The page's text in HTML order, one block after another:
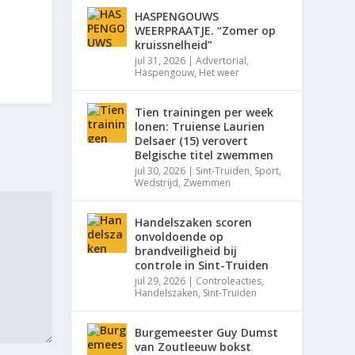
HASPENGOUWS
WEERPRAATJE. “Zomer op
kruissnelheid”
jul 31, 2026 |Advertorial,
Haspengouw, Het weer
Tien trainingen per week
lonen: Truiense Laurien
Delsaer (15) verovert
Belgische titel zwemmen
jul 30, 2026 | Sint-Truiden, Sport,
Wedstrijd, Zwemmen
Handelszaken scoren
onvoldoende op
brandveiligheid bij
controle in Sint-Truiden
jul 29, 2026 | Controleacties,
Handelszaken, Sint-Truiden
Burgemeester Guy Dumst
van Zoutleeuw bokst